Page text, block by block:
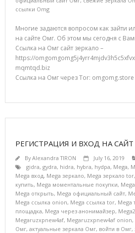
ссылки Omg
Многие задаются вопросом как зайти
на сайте Омг. Об этом мы сегодня с
Ссылка на Омг сайт зеркало –
https://
mqmtqd.biz
Ссылка на Омг через Tor: omgomg.store
РЕГИСТРАЦИЯ И ВХОД НА САЙТ
ByAlexandra TIRON July 16, 2019
gidra, gydra, hidra, hybra, hydpa, Mega,
Mega вход, Mega зеркало, Mega зеркало tor,
купить, Mega моментальные покупки,
Mega открыть, Mega официальный сайт,
Mega ссылка onion, Mega ссылка tor, Mega
площадка, Mega через анонимайзер,
Megaruzxpnew4af, Megaruzxpnew4af onion,
Омг, актуальные зеркала Омг, войти в Омг,